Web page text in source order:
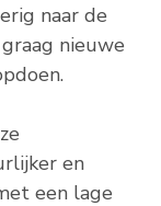
naar de
nieuwe
en
een lage